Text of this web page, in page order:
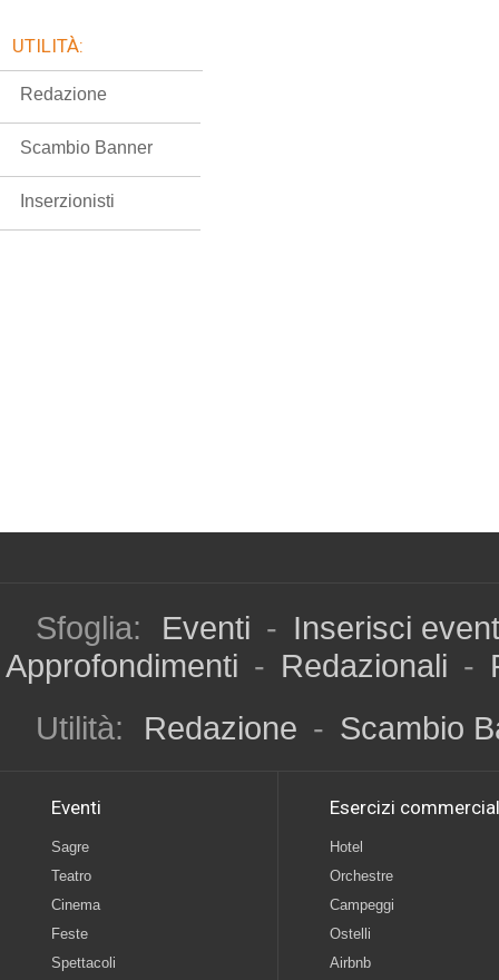
UTILITÀ:
Redazione
Scambio Banner
Inserzionisti
Sfoglia: Eventi - Inserisci
Approfondimenti - Redazionali -
Utilità:
Redazione - Scambio
Eventi
Sagre
Teatro
Cinema
Feste
Spettacoli
Esercizi
Hotel
Orchestre
Campeggi
Ostelli
Airbnb